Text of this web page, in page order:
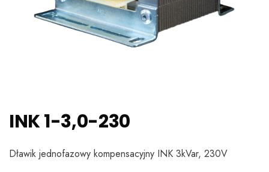
INK 1-3,0-230
Dławik jednofazowy kompensacyjny INK 3kVar, 230V